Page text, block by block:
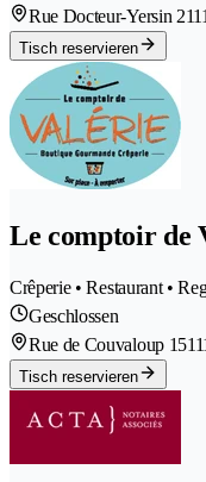
Rue Docteur-Yersin 2
Tisch reservieren
Le comptoir de
Crêperie • Restaurant •
Geschlossen
Rue de Couvaloup 15
Tisch reservieren